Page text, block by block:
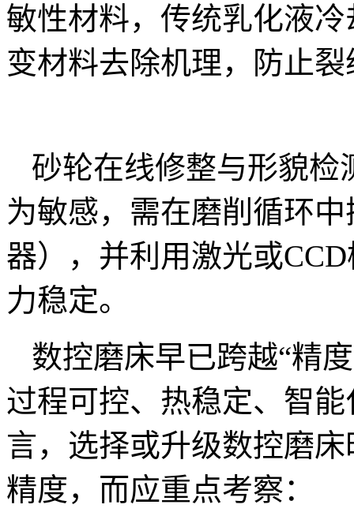
敏性材料，传统乳化液
变材料去除机理，防止
砂轮在线修整与形貌检
为敏感，需在磨削循环
器），并利用激光或
力稳定。
数控磨床早已跨越“精
过程可控、热稳定、智
言，选择或升级数控磨
精度，而应重点考察：